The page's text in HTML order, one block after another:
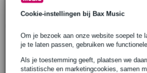
Cookie-instellingen bij Bax Music
Om je bezoek aan onze website soepel te
je te laten passen, gebruiken we
Als je toestemming geeft, plaatsen we
statistische en marketingcookies, samen
-3%
Adviesprijs € 148,- €
Op voorraad